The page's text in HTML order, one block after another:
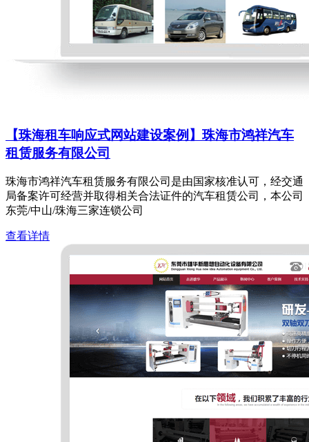
【珠海租车响应式网站建设案例】珠海市鸿祥汽车
租赁服务有限公司
珠海市鸿祥汽车租赁服务有限公司是由国家核准认可，经交通
局备案许可经营并取得相关合法证件的汽车租赁公司，本公司
东莞/中山/珠海三家连锁公司
查看详情